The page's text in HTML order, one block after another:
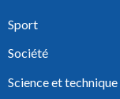
Sport
Société
Science et technique